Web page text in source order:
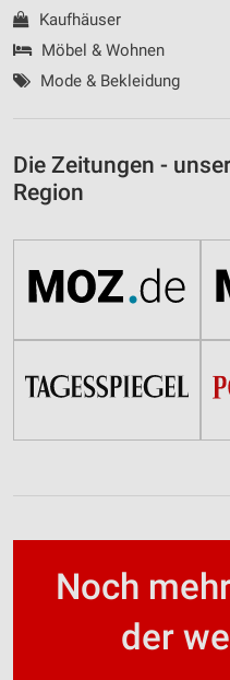
Kaufhäuser
Möbel & Wohnen
Mode & Bekleidung
Die Zeitungen -
Region
Noch
der